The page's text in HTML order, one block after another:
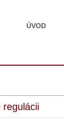
ÚVOD
regulácii